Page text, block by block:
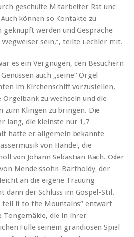
geschulte Mitarbeiter Rat und
können so Kontakte zu
werden und Gespräche
sein,“, teilte Lechler mit.
es ein Vergnügen, den Besuchern
auch „seine“ Orgel
im Kirchenschiff vorzustellen,
zu wechseln und die
zum Klingen zu bringen. Die
lang, die kleinste nur 1,7
hatte er allgemein bekannte
von Händel, die
von Johann Sebastian Bach. Oder
Mendelssohn-Bartholdy, der
an die eigene Trauung
dann der Schluss im Gospel-Stil.
tell it to the Mountains“ entwarf
Tongemälde, die in ihrer
Fülle seinem grandiosen Spiel